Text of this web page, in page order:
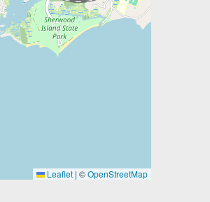
Leaflet | ©OpenStreetMap